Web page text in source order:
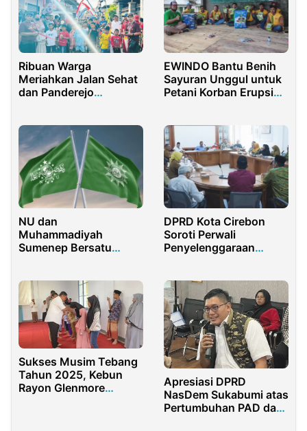
Ribuan Warga
Meriahkan Jalan Sehat
dan Panderejo
EWINDO Bantu Benih
Sayuran Unggul untuk
Petani Korban Erupsi
NU dan
Muhammadiyah
Sumenep Bersatu
DPRD Kota Cirebon
Soroti Perwali
Penyelenggaraan
Sukses Musim Tebang
Tahun 2025, Kebun
Rayon Glenmore
Apresiasi DPRD
NasDem Sukabumi atas
Pertumbuhan PAD dan